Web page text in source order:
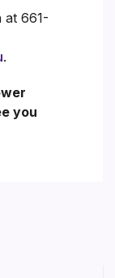
at 661-
.
you